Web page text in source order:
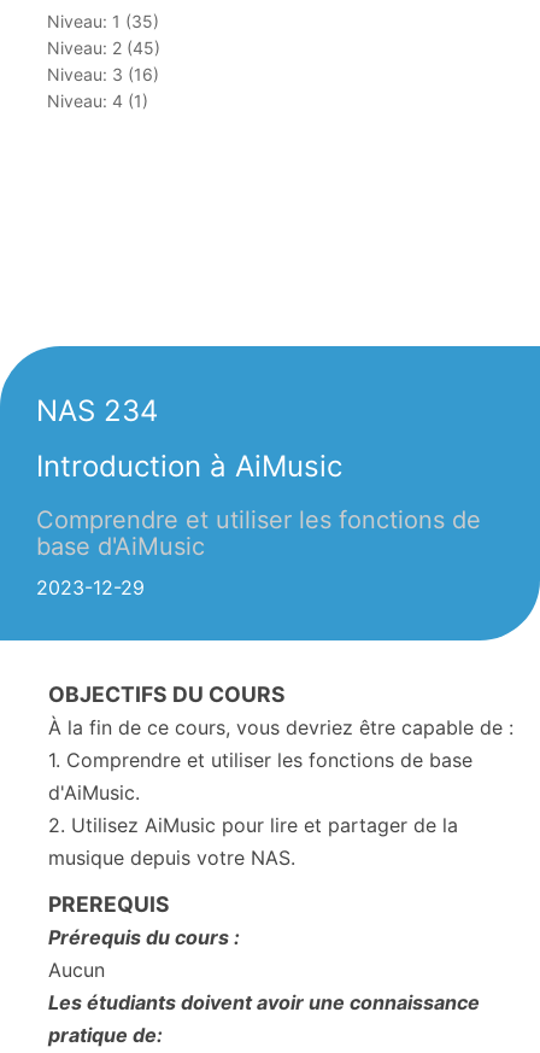
Niveau: 1 (35)
Niveau: 2 (45)
Niveau: 3 (16)
Niveau: 4 (1)
NAS 234
Introduction à AiMusic
Comprendre et utiliser les fonctions de
base d'AiMusic
2023-12-29
OBJECTIFS DU COURS
À la fin de ce cours, vous devriez être capable de :
1. Comprendre et utiliser les fonctions de base
d'AiMusic.
2. Utilisez AiMusic pour lire et partager de la
musique depuis votre NAS.
PREREQUIS
Prérequis du cours :
Aucun
Les étudiants doivent avoir une connaissance
pratique de: